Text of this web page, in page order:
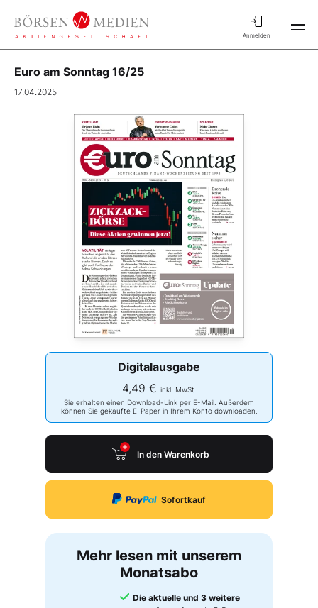
Anmelden
Euro am Sonntag 16/25
17.04.2025
Digitalausgabe
4,49 € inkl. MwSt.
Sie erhalten einen Download-Link per E-Mail. Außerdem
können Sie gekaufte E-Paper in Ihrem Konto downloaden.
In den Warenkorb
Sofortkauf
Mehr lesen mit unserem
Monatsabo
Die aktuelle und 3 weitere